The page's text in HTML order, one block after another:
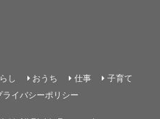
し おうち 仕事
子育て
ライバシーポリシー